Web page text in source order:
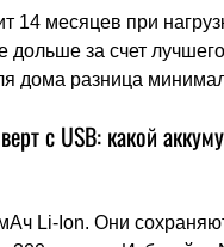
14 месяцев при
дольше за счет лучшего
дома разница
с USB: какой
Li-Ion. Они